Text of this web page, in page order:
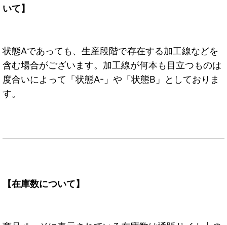
いて】
状態Aであっても、生産段階で存在する加工線などを
含む場合がございます。加工線が何本も目立つものは
度合いによって「状態A-」や「状態B」としておりま
す。
【在庫数について】